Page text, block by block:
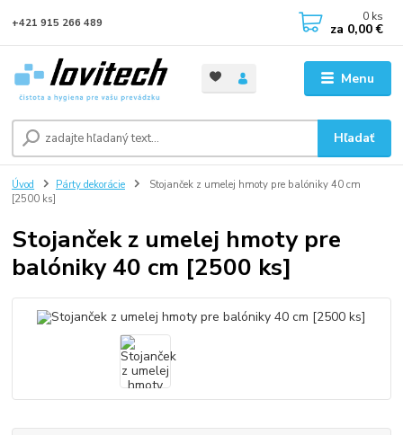
Menu
Hľadať
+421 915 266 489 0 ks
za 0,00 €
Úvod Párty dekorácie
Stojanček z umelej hmoty pre balóniky 40 cm
[2500 ks]
Stojanček z umelej hmoty pre
balóniky 40 cm [2500 ks]